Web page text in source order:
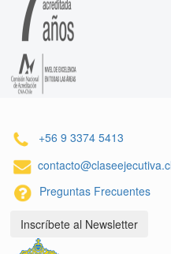
+56 9 3374 5413
contacto@claseejecutiva.cl
Preguntas Frecuentes
Inscríbete al Newsletter